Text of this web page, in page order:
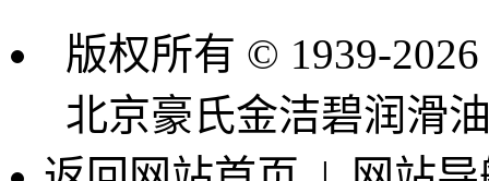
版权所有 © 1939-2026
北京豪氏金洁碧润滑